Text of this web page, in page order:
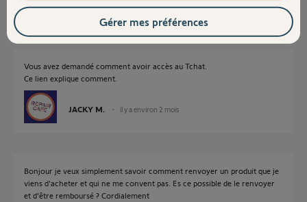
guy C. il y a environ 2 mois
Vous avez demandé comment avoir accès au Tchat.
Ce lien explique comment.
JACKY M. il y a environ 2 mois
Bonjour je veux simplement savoir comment renvoyer un produit que je
viens d'acheter et qui ne me convent pas. Es ce possible de le renvoyer
et d'être remboursé ? Cordialement
Gérer mes préférences